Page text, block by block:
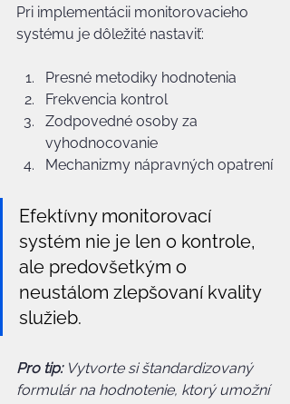
Pri implementácii monitorovacieho
systému je dôležité nastaviť:
Presné metodiky hodnotenia
Frekvencia kontrol
Zodpovedné osoby za
vyhodnocovanie
Mechanizmy nápravných opatrení
Efektívny monitorovací
systém nie je len o kontrole,
ale predovšetkým o
neustálom zlepšovaní kvality
služieb.
Pro tip: Vytvorte si štandardizovaný
formulár na hodnotenie, ktorý umožní